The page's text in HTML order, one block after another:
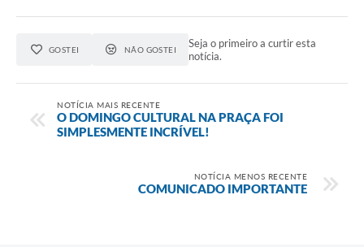
GOSTEI NÃO GOSTEI
Seja o primeiro a curtir esta
notícia.
NOTÍCIA MAIS RECENTE
O DOMINGO CULTURAL NA PRAÇA FOI
SIMPLESMENTE INCRÍVEL!
NOTÍCIA MENOS RECENTE
COMUNICADO IMPORTANTE